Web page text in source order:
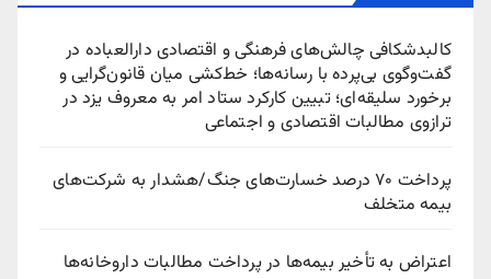
کالبدشکافی چالش‌های فرهنگی و اقتصادی دارالعباده در
گفت‌وگوی بی‌پرده با رسانه‌ها؛ خط‌کشی میان قانون‌گرایی و
برخورد سلیقه‌ای؛ تبیین کارکرد ستاد امر به معروف یزد در
ترازوی مطالبات اقتصادی و اجتماعی
پرداخت ۷۰ درصد خسارت‌های جنگ/هشدار به شرکت‌های
بیمه متخلف
اعتراض به تأخیر بیمه‌ها در پرداخت مطالبات داروخانه‌ها